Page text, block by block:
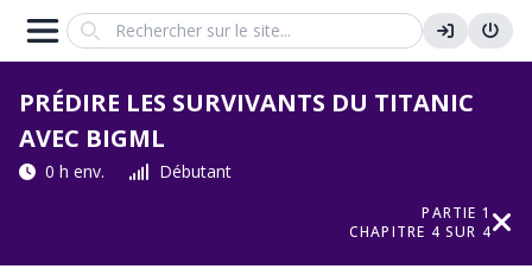
Search
PRÉDIRE LES SURVIVANTS DU TITANIC
AVEC BIGML
0 h env. Débutant
PARTIE 1
CHAPITRE 4 SUR 4